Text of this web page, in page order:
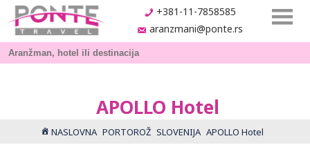
+381-11-7858585
aranzmani@ponte.rs
APOLLO Hotel
NASLOVNA PORTOROŽ SLOVENIJA APOLLO Hotel